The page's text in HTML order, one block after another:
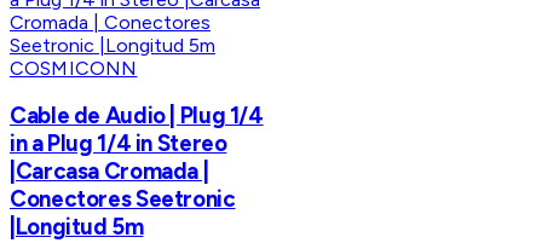
COSMICONN
Cable de Audio | Plug 1/4
in a Plug 1/4 in Stereo
|Carcasa Cromada |
Conectores Seetronic
|Longitud 5m